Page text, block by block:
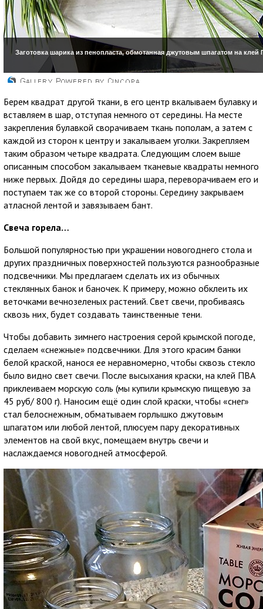
Берем квадрат другой ткани, в его центр вкалываем булавку и
вставляем в шар, отступая немного от середины. На месте
закрепления булавкой сворачиваем ткань пополам, а затем с
каждой из сторон к центру и закалываем уголки. Закрепляем
таким образом четыре квадрата. Следующим слоем выше
описанным способом закалываем тканевые квадраты немного
ниже первых. Дойдя до середины шара, переворачиваем его и
поступаем так же со второй стороны. Середину закрываем
атласной лентой и завязываем бант.
Свеча горела…
Большой популярностью при украшении новогоднего стола и
других праздничных поверхностей пользуются разнообразные
подсвечники. Мы предлагаем сделать их из обычных
стеклянных банок и баночек. К примеру, можно обклеить их
веточками вечнозеленых растений. Свет свечи, пробиваясь
сквозь них, будет создавать таинственные тени.
Чтобы добавить зимнего настроения серой крымской погоде,
сделаем «снежные» подсвечники. Для этого красим банки
белой краской, нанося ее неравномерно, чтобы сквозь стекло
было видно свет свечи. После высыхания краски, на клей ПВА
приклеиваем морскую соль (мы купили крымскую пищевую за
45 руб/ 800 г). Наносим ещё один слой краски, чтобы «снег»
стал белоснежным, обматываем горлышко джутовым
шпагатом или любой лентой, плюсуем пару декоративных
элементов на свой вкус, помещаем внутрь свечи и
наслаждаемся новогодней атмосферой.